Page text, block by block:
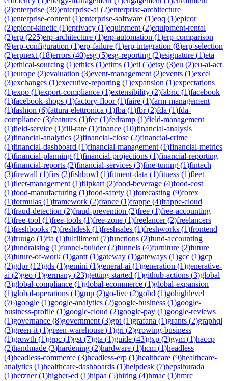
(2)enterprise (39)enterprise-ai (2)enterprise-architecture
(1)enterprise-content (1)enterprise-software (1)eoq (1)epicor
(2)epicor-kinetic (1)eprivacy (1)equipment (2)equipment-rental
(2)erp (225)erp-architecture (1)erp-automation (1)erp-comparison
(9)erp-configuration (1)erp-failure (1)erp-integration (8)erp-selection
(2)erpnext (18)errors (40)esg (5)esg-reporting (2)esignature (1)eta
(2)ethical-sourcing (1)ethics (1)etims (1)etl (5)etsy (3)eu (2)eu-ai-act
(1)europe (2)evaluation (3)event-management (2)events (1)excel
(3)exchanges (1)executive-reporting (1)expansion (1)expectations
(1)expo (1)export-compliance (1)extensibility (2)fabric (1)facebook
(1)facebook-shops (1)factory-floor(1)faire (1)farm-management
(1)fashion (6)fattura-elettronica (1)fba (1)fbr(2)fda (1)fda-
compliance (3)features (1)fec (1)fedramp (1)field-management
(1)field-service (1)fill-rate (1)finance (10)financial-analysis
(2)financial-analytics (2)financial-close (2)financial-crime
(1)financial-dashboard (1)financial-management (1)financial-metrics
(1)financial-planning (1)financial-projections (1)financial-reporting
(4)financial-reports (2)financial-services (3)fine-tuning (1)fintech
(3)firewall (1)firs (2)fishbowl (1)fitment-data (1)fitness (1)fleet
(1)fleet-management (1)flipkart (2)food-beverage (4)food-cost
(1)food-manufacturing (1)food-safety (1)forecasting (9)forex
(1)formulas (1)framework (2)france (1)frappe (4)frappe-cloud
(1)fraud-detection (2)fraud-prevention (2)free (1)free-accounting
(1)free-tool (1)free-tools (1)free-zone (1)freelancer(2)freelancers
(1)freshbooks (2)freshdesk (1)freshsales (1)freshworks (1)frontend
(3)fruugo (1)fta (1)fulfillment (7)functions (2)fund-accounting
(2)fundraising (1)funnel-builder(2)funnels (4)furniture (2)future
(3)future-of-work (1)gantt (1)gateway (1)gateways (1)gcc (1)gcp
(2)gdpr(12)gds (1)gemini (1)general-ai (1)generation (1)generative-
ai (2)geo (1)germany (23)getting-started (1)github-actions (3)global
(3)global-compliance (1)global-ecommerce (1)global-expansion
(1)global-operations (1)gmp (2)go-live (2)gobd (1)gohighlevel
(76)google (1)google-analytics (2)google-business (1)google-
business-profile (1)google-cloud (2)google-pay (1)google-reviews
(1)governance (8)government (3)gpt (1)grafana (1)grants (2)graphql
(3)green-it (1)green-warehouse (1)gri (2)growing-business
(1)growth (1)grpc (1)gst (7)gta (1)guide (43)gxp (2)gym (1)haccp
(2)handmade (3)hardening (2)hardware (1)hcm (1)headless
(4)headless-commerce (3)headless-erp (1)healthcare (9)healthcare-
analytics (1)healthcare-dashboards (1)helpdesk (7)hepsiburada
(1)hetzner(1)higher-ed (1)hipaa (5)hiring (4)hmac (1)hmrc